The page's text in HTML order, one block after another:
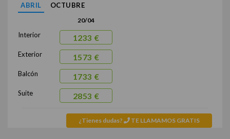
ABRIL OCTUBRE
Interior
Exterior
Balcón
Suite
20/04
1233 €
1573 €
1733 €
2853 €
¿Tienes dudas? TE LLAMAMOS GRATIS